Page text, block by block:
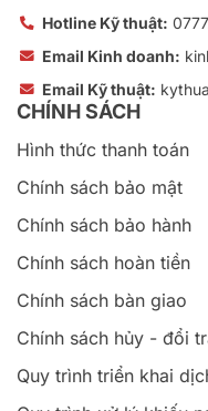
Hotline Kỹ thuật:
Email Kinh doanh:
Email Kỹ thuật:
CHÍNH SÁCH
Hình thức thanh toán
Chính sách bảo mật
Chính sách bảo hành
Chính sách hoàn tiền
Chính sách bàn giao
Chính sách hủy - đổi
Quy trình triển khai